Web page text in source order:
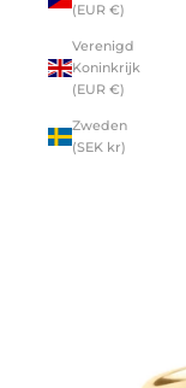
(EUR €)
Verenigd
Koninkrijk
(EUR €)
Zweden
(SEK kr)